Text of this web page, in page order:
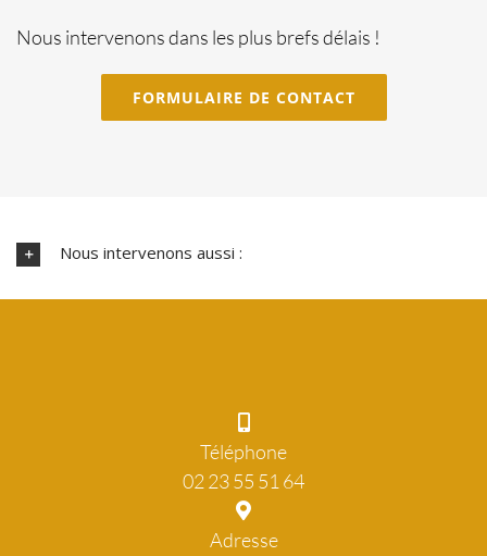
Nous intervenons dans les plus brefs délais !
FORMULAIRE DE CONTACT
Nous intervenons aussi :
Téléphone
02 23 55 51 64
Adresse